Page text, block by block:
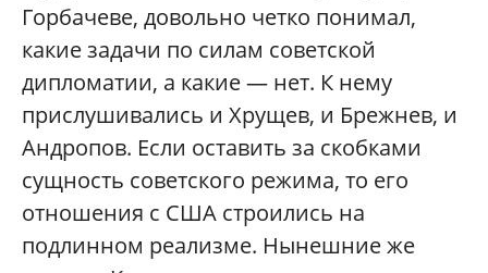
Горбачеве, довольно четко понимал,
какие задачи по силам советской
дипломатии, а какие — нет. К нему
прислушивались и Хрущев, и Брежнев, и
Андропов. Если оставить за скобками
сущность советского режима, то его
отношения с США строились на
подлинном реализме. Нынешние же